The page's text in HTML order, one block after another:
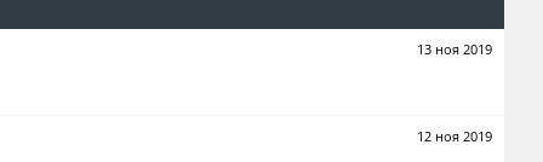
13 ноя 2019
12 ноя 2019